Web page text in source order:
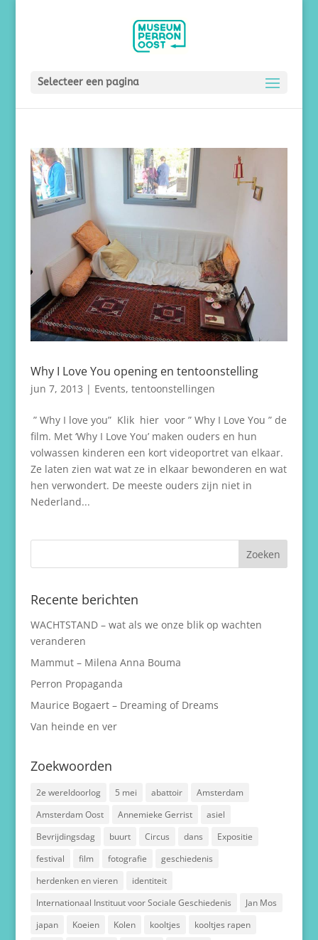
Selecteer een pagina
Why I Love You opening en tentoonstelling
jun 7, 2013 | Events, tentoonstellingen
” Why I love you” Klik hier voor ” Why I Love You ” de
film. Met ‘Why I Love You’ maken ouders en hun
volwassen kinderen een kort videoportret van elkaar.
Ze laten zien wat wat ze in elkaar bewonderen en wat
hen verwondert. De meeste ouders zijn niet in
Nederland...
Recente berichten
WACHTSTAND – wat als we onze blik op wachten
veranderen
Mammut – Milena Anna Bouma
Perron Propaganda
Maurice Bogaert – Dreaming of Dreams
Van heinde en ver
Zoekwoorden
2e wereldoorlog 5 mei abattoir
Amsterdam
Amsterdam Oost
Annemieke Gerrist
asiel
Bevrijdingsdag
buurt Circus dans
Expositie
festival
film fotografie
geschiedenis
herdenken en vieren
identiteit
Internationaal Instituut voor Sociale Geschiedenis
Jan Mos
japan
Koeien Kolen kooltjes
kooltjes rapen